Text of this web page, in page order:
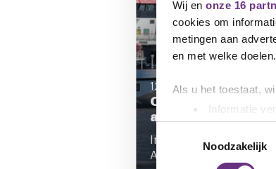
Wij en onze 16
cookies om
metingen aan
en met welke doelen.
Als u het toestaat,
Informatie
Uw apparaat
Lees meer over
toestemming op elk
Noodzakelijk
12 februari 2026
Cao-
afgerond
In de
Ameland en Anjum heeft